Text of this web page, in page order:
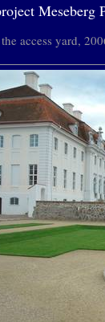
Meseberg
access yard,